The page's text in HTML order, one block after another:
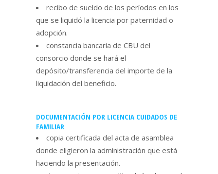
recibo de sueldo de los períodos en los
que se liquidó la licencia por paternidad o
adopción.
constancia bancaria de CBU del
consorcio donde se hará el
depósito/transferencia del importe de la
liquidación del beneficio.
DOCUMENTACIÓN POR LICENCIA CUIDADOS DE
FAMILIAR
copia certificada del acta de asamblea
donde eligieron la administración que está
haciendo la presentación.